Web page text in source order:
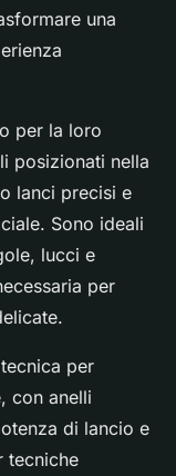
una
per la loro
posizionati nella
lanci precisi e
Sono ideali
lucci e
per
per
con anelli
di lancio e
tecniche